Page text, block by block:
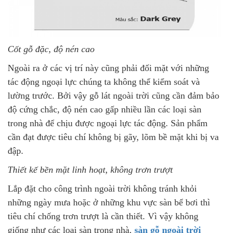
Cốt gỗ đặc, độ nén cao
Ngoài ra ở các vị trí này cũng phải đối mặt với những
tác động ngoại lực chúng ta không thể kiểm soát và
lường trước. Bởi vậy gỗ lát ngoài trời cũng cần đảm bảo
độ cứng chắc, độ nén cao gấp nhiều lần các loại sàn
trong nhà để chịu được ngoại lực tác động. Sản phẩm
cần đạt được tiêu chí không bị gãy, lõm bề mặt khi bị va
đập.
Thiết kế bền mặt linh hoạt, không trơn trượt
Lắp đặt cho công trình ngoài trời không tránh khỏi
những ngày mưa hoặc ở những khu vực sàn bể bơi thì
tiêu chí chống trơn trượt là cần thiết. Vì vậy không
giống như các loại sàn trong nhà, sàn gỗ ngoài trời